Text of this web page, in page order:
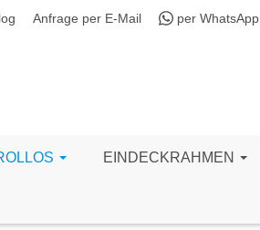
Anfrage per E-Mail per WhatsApp
EINDECKRAHMEN